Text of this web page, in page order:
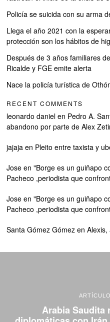
Policía se suicida con su arma
Llega el año 2021 con la
protección son los hábitos de
Después de 3 años familiares
Ricalde y FGE emite alerta
Nace la policía turística de
RECENT COMMENTS
leonardo daniel en Pedro A.
abandono por parte de Alex
jajaja en Pleito entre taxista y
Jose en"Borge es un guiñapo
Pacheco ,periodista que
Jose en"Borge es un guiñapo
Pacheco ,periodista que
Santa Gómez Gómez enAlexis,
Arabia Saudita